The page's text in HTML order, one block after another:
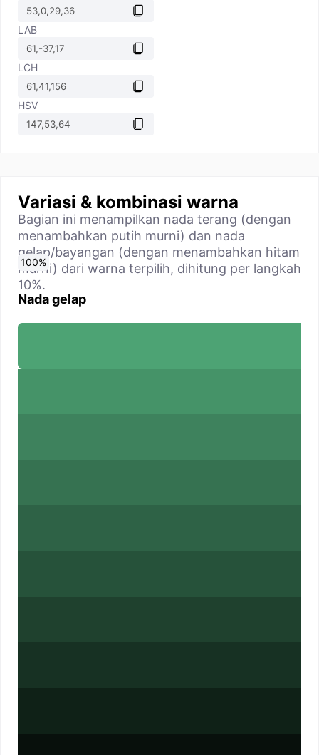
LAB
LCH
HSV
Variasi & kombinasi warna
Bagian ini menampilkan nada terang (dengan
menambahkan putih murni) dan nada
gelap/bayangan (dengan menambahkan hitam
murni) dari warna terpilih, dihitung per langkah
10%.
Nada gelap
0%
10%
20%
30%
40%
50%
60%
70%
80%
90%
100%